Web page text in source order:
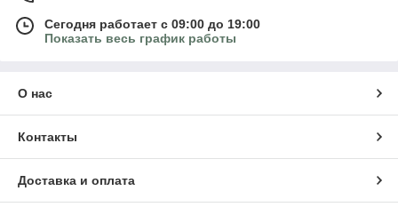
Сегодня работает с 09:00 до 19:00
Показать весь график работы
О нас
Контакты
Доставка и оплата